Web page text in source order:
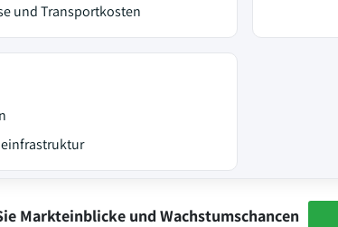
und Transportkosten
Markteinblicke und Wachstumschancen